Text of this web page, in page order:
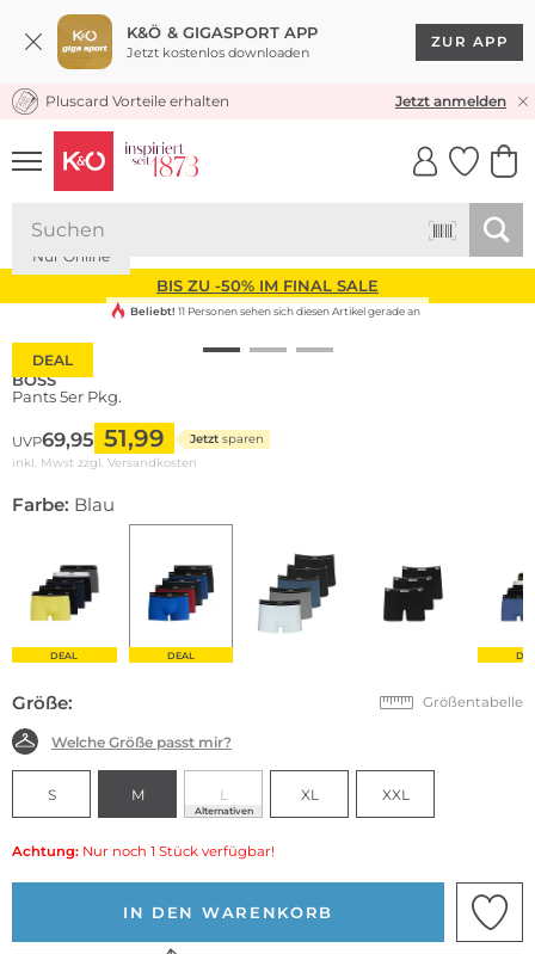
K&Ö & GIGASPORT APP
Jetzt kostenlos downloaden
ZUR APP
KOSTENLOSER VERSAND* & RÜCKVERSAND
Pluscard Vorteile erhalten Jetzt anmelden
UNSERE APP
CLICK &
BIS ZU -50% IM FINAL SALE
DEAL
Nur Online
Beliebt! 11 Personen sehen sich diesen Artikel gerade an
BOSS
Pants 5er Pkg.
UVP69,95 51,99 Jetzt sparen
inkl. Mwst zzgl. Versandkosten
Farbe: Blau
DEAL DEAL
Größe: Größentabelle
Welche Größe passt mir?
S M L
Alternativen
XL XXL
Achtung: Nur noch 1 Stück verfügbar!
IN DEN WARENKORB